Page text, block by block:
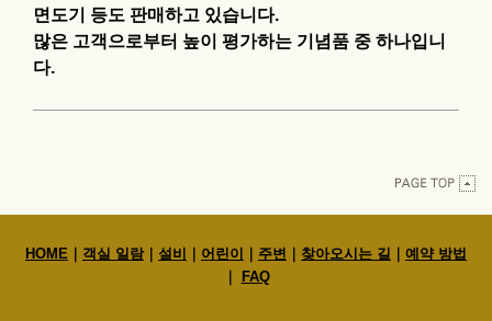
면도기 등도 판매하고 있습니다.
많은 고객으로부터 높이 평가하는 기념품 중 하나입니
다.
HOME 객실 일람｜ 설비 어린이 주변 찾아오시는 길
예약 방법
FAQ